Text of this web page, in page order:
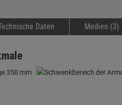
Daten Medien (3)